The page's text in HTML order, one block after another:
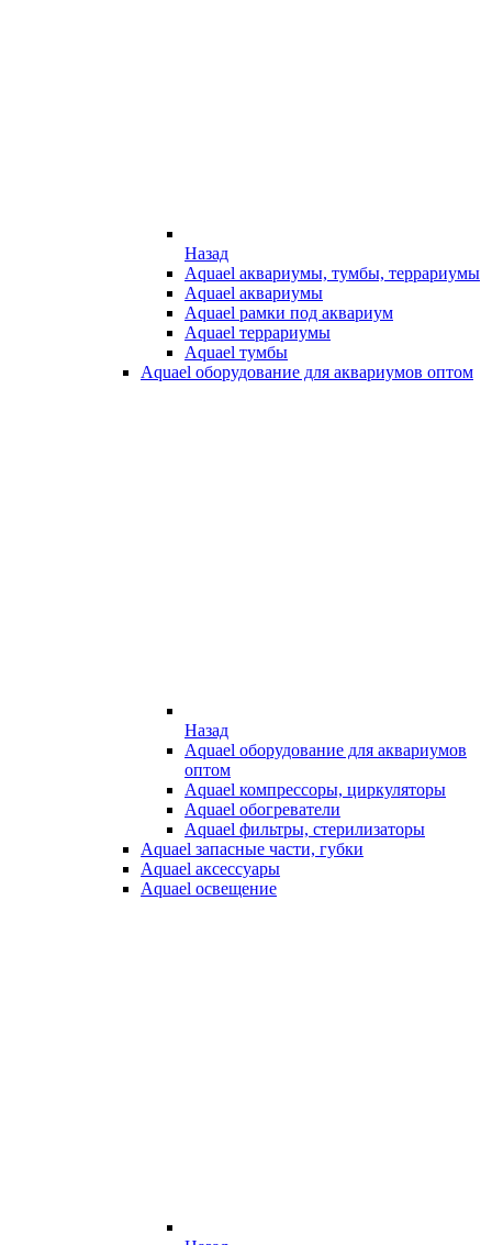
Назад
Aquael аквариумы, тумбы, террариумы
Aquael аквариумы
Aquael рамки под аквариум
Aquael террариумы
Aquael тумбы
Aquael оборудование для аквариумов оптом
Назад
Aquael оборудование для аквариумов
оптом
Aquael компрессоры, циркуляторы
Aquael обогреватели
Aquael фильтры, стерилизаторы
Aquael запасные части, губки
Aquael аксессуары
Aquael освещение